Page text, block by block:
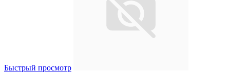
Быстрый просмотр